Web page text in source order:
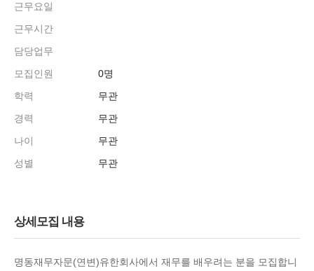
근무요일
근무시간
담당업무
모집인원
0명
학력
무관
경력
무관
나이
무관
성별
무관
상세모집 내용
명동재무자문(연변)유한회사에서 재무를 배우려는 분을 모집합니